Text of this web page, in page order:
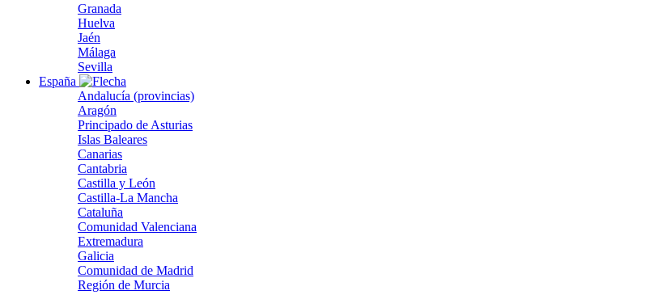
Granada
Huelva
Jaén
Málaga
Sevilla
España
Andalucía (provincias)
Aragón
Principado de Asturias
Islas Baleares
Canarias
Cantabria
Castilla y León
Castilla-La Mancha
Cataluña
Comunidad Valenciana
Extremadura
Galicia
Comunidad de Madrid
Región de Murcia